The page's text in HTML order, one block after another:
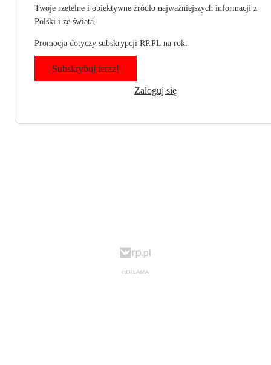
Twoje rzetelne i obiektywne źródło najważniejszych informacji z
Polski i ze świata.
Promocja dotyczy subskrypcji RP.PL na rok.
Subskrybuj teraz!
Zaloguj się